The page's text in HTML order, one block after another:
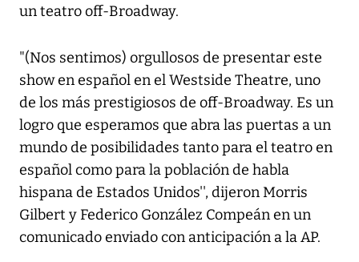
un teatro off-Broadway.
"(Nos sentimos) orgullosos de presentar este
show en español en el Westside Theatre, uno
de los más prestigiosos de off-Broadway. Es un
logro que esperamos que abra las puertas a un
mundo de posibilidades tanto para el teatro en
español como para la población de habla
hispana de Estados Unidos'', dijeron Morris
Gilbert y Federico González Compeán en un
comunicado enviado con anticipación a la AP.